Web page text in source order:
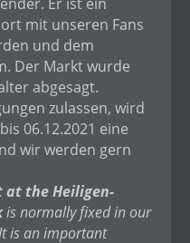
mit unseren Fans
und dem
Der Markt wurde
abgesagt.
zulassen, wird
06.12.2021 eine
wir werden gern
at the Heiligen-
is normally fixed in our
is an important